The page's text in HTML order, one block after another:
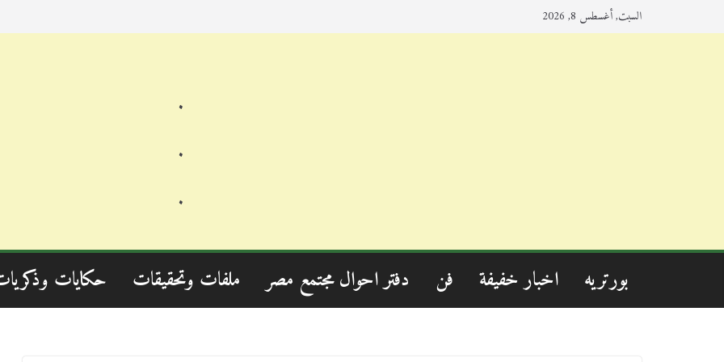
السبت, أغسطس 8, 2026
.
.
.
بورتريه اخبار خفيفة فن دفتر احوال مجتمع مصر ملفات وتحقيقات حكايات